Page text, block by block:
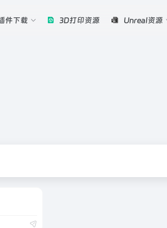
件下载 3D打印资源 Unreal资源